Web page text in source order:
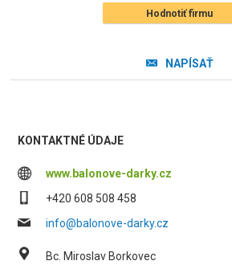
Hodnotiť firmu
NAPÍSAŤ
KONTAKTNÉ ÚDAJE
www.balonove-darky.cz
+420 608 508 458
info@balonove-darky.cz
Bc. Miroslav Borkovec